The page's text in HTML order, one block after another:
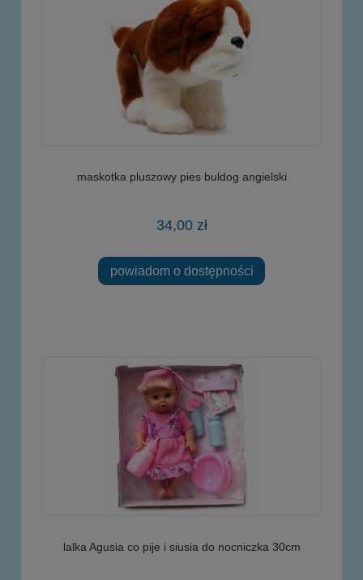
maskotka pluszowy pies buldog angielski
34,00 zł
powiadom o dostępności
lalka Agusia co pije i siusia do nocniczka 30cm